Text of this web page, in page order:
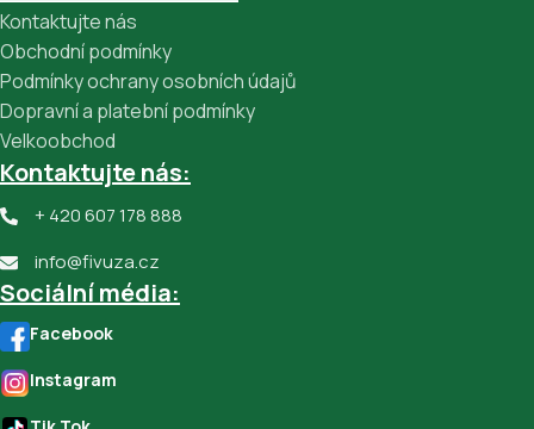
Kontaktujte nás
Obchodní podmínky
Podmínky ochrany osobních údajů
Dopravní a platební podmínky
Velkoobchod
Kontaktujte nás:
+ 420 607 178 888
info@fivuza.cz
Sociální média:
Facebook
Instagram